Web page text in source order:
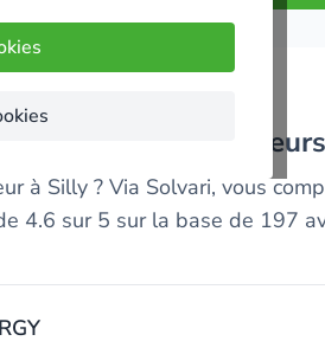
et comparez les
à Silly ? Via Solvari, vous
4.6 sur 5 sur la base de 197